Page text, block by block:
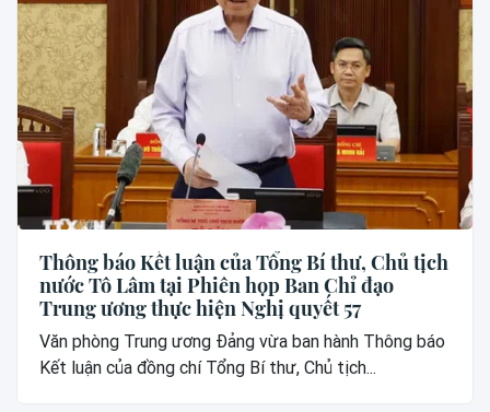
Thông báo Kết luận của Tổng Bí thư, Chủ tịch
nước Tô Lâm tại Phiên họp Ban Chỉ đạo
Trung ương thực hiện Nghị quyết 57
Văn phòng Trung ương Đảng vừa ban hành Thông báo
Kết luận của đồng chí Tổng Bí thư, Chủ tịch...